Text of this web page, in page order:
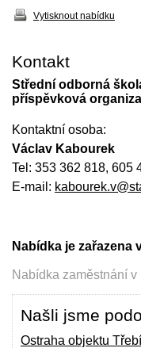
Vytisknout nabídku
Kontakt
Střední odborná
příspěvková
Kontaktní osoba:
Václav Kabourek
Tel: 353 362 818, 605
E-mail:
Nabídka je zařazena
Nabídka zaměstnání v
Našli jsme
Ostraha objektu